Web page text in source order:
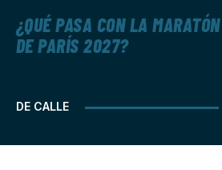
DE CALLE
¿QUÉ PASA CON LA MARATÓN
DE PARÍS 2027?